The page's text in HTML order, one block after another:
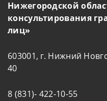
Нижегородской
консультирования
лиц»
603001, г. Нижний
40
8 (831)- 422-10-55